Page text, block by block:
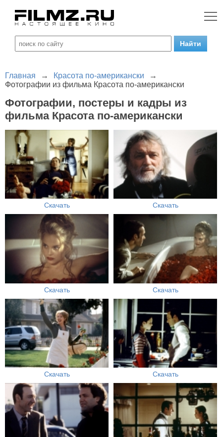
Главная → Красота по-американски
→
Фотографии из фильма Красота по-американски
Фотографии, постеры и кадры из
фильма Красота по-американски
Скачать Скачать
Скачать Скачать
Скачать Скачать